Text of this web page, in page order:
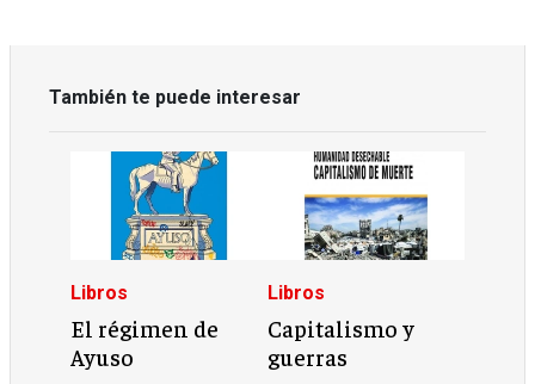
También te puede interesar
Libros
El régimen de
Ayuso
Libros
Capitalismo y
guerras